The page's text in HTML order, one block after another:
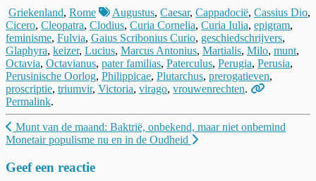
Griekenland, Rome Augustus, Caesar, Cappadocië, Cassius Dio,
Cicero, Cleopatra, Clodius, Curia Cornelia, Curia Iulia, epigram,
feminisme, Fulvia, Gaius Scribonius Curio, geschiedschrijvers,
Glaphyra, keizer, Lucius, Marcus Antonius, Martialis, Milo, munt,
Octavia, Octavianus, pater familias, Paterculus, Perugia, Perusia,
Perusinische Oorlog, Philippicae, Plutarchus, prerogatieven,
proscriptie, triumvir, Victoria, virago, vrouwenrechten.
Permalink.
Berichtnavigatie
Munt van de maand: Baktrië, onbekend, maar niet onbemind
Monetair populisme nu en in de Oudheid
Geef een reactie